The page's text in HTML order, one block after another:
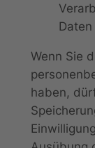
Wenn Sie
haben,